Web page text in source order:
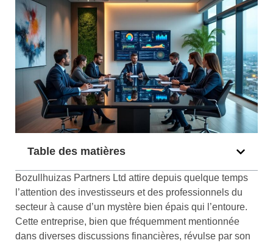
Table des matières
Bozullhuizas Partners Ltd attire depuis quelque temps
l’attention des investisseurs et des professionnels du
secteur à cause d’un mystère bien épais qui l’entoure.
Cette entreprise, bien que fréquemment mentionnée
dans diverses discussions financières, révulse par son